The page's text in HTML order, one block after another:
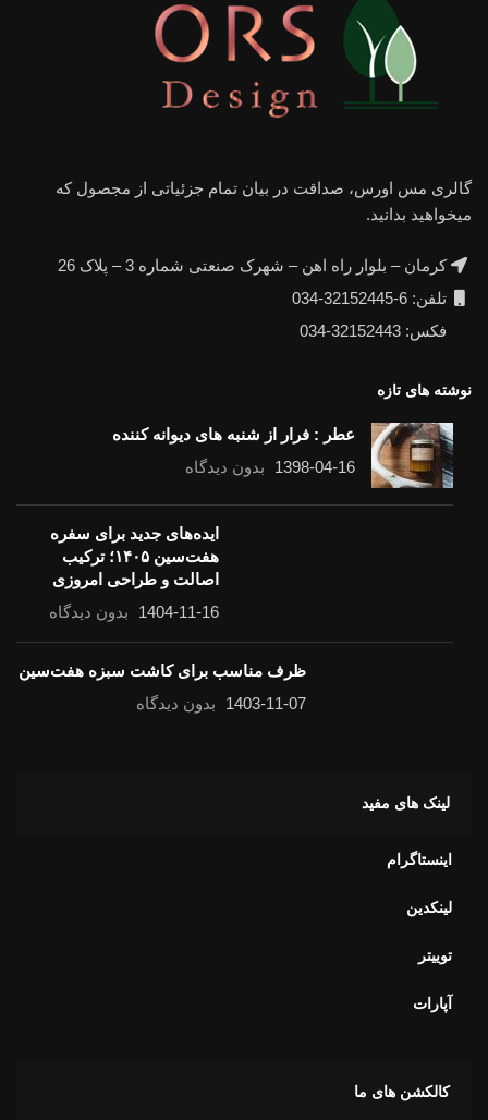
گالری مس اورس، صداقت در بیان تمام جزئیاتی از مجصول که
میخواهید بدانید.
کرمان – بلوار راه اهن – شهرک صنعتی شماره 3 – پلاک 26
تلفن: 6-32152445-034
فکس: 32152443-034
نوشته های تازه
عطر : فرار از شنبه های دیوانه کننده
1398-04-16
بدون دیدگاه
ایده‌های جدید برای سفره
هفت‌سین ۱۴۰۵؛ ترکیب
اصالت و طراحی امروزی
1404-11-16
بدون دیدگاه
ظرف مناسب برای کاشت سبزه هفت‌سین
1403-11-07
بدون دیدگاه
لینک های مفید
اینستاگرام
لینکدین
توییتر
آپارات
کالکشن های ما